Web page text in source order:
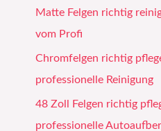
Matte Felgen richtig
vom Profi
Chromfelgen richtig
professionelle Reinigung
48 Zoll Felgen richtig
professionelle